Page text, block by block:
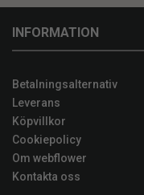
INFORMATION
Betalningsalternativ
Leverans
Köpvillkor
Cookiepolicy
Om webflower
Kontakta oss